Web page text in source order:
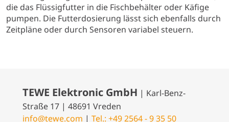
die das Flüssigfutter in die Fischbehälter oder Käfige
pumpen. Die Futterdosierung lässt sich ebenfalls durch
Zeitpläne oder durch Sensoren variabel steuern.
TEWE Elektronic GmbH | Karl-Benz-
Straße 17 | 48691 Vreden
info@tewe.com | Tel.: +49 2564 - 9 35 50